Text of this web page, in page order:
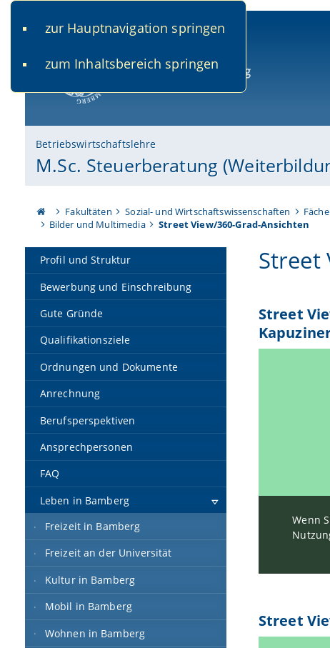
zur Hauptnavigation springen
zum Inhaltsbereich springen
Betriebswirtschaftslehre
M.Sc. Steuerberatung
Fakultäten Sozial- und Wirtschaftswissenschaften
Bilder und Multimedia
Street View/360-Grad-Ansichten
Profil und Struktur
Bewerbung und Einschreibung
Gute Gründe
Qualifikationsziele
Ordnungen und Dokumente
Anrechnung
Berufsperspektiven
Ansprechpersonen
FAQ
Leben in Bamberg
Freizeit in Bamberg
Freizeit an der Universität
Kultur in Bamberg
Mobil in Bamberg
Wohnen in Bamberg
Street
Street
Wenn
Street